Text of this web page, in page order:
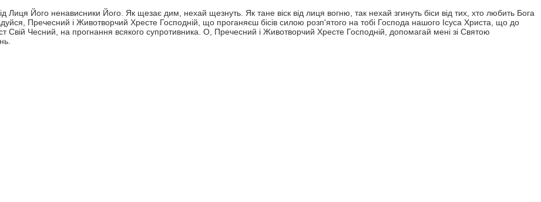
Лиця Його ненависники Його. Як щезає дим, нехай щезнуть. Як тане віск від лиця вогню, так нехай згинуть біси від тих, хто любить Бога
Пречесний і Животворчий Хресте Господній, що проганяєш бісів силою розп'ятого на тобі Господа нашого Ісуса Христа, що до
Свій Чесний, на прогнання всякого супротивника. О, Пречесний і Животворчий Хресте Господній, допомагай мені зі Святою